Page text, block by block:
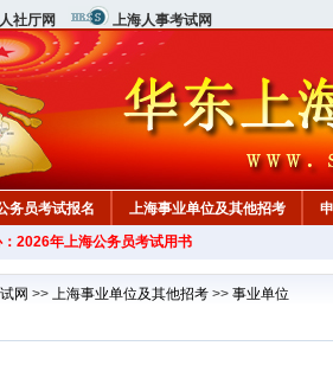
社厅网 上海人事考试网
务员考试报名 上海事业单位及其他招考
2026年上海公务员考试用书
网 >> 上海事业单位及其他招考 >> 事业单位